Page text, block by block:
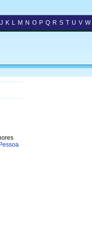
J K L M N O P Q R S T U V W